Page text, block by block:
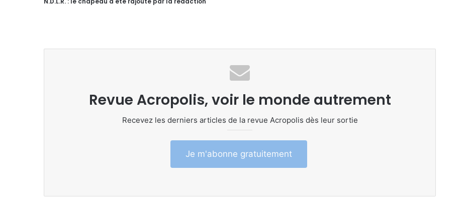
Revue Acropolis, voir le monde autrement
Recevez les derniers articles de la revue Acropolis dès leur sortie
Je m'abonne gratuitement